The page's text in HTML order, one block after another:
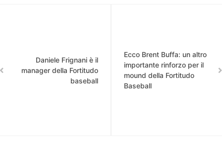
Daniele Frignani è il
manager della Fortitudo
baseball
Ecco Brent Buffa: un altro
importante rinforzo per il
mound della Fortitudo
Baseball